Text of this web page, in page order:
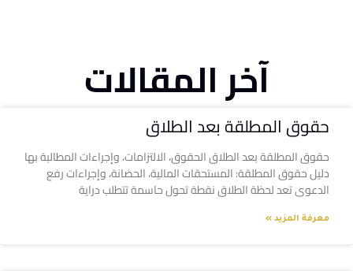
آخر المقالات
حقوق المطلقة بعد الطلاق
حقوق المطلقة بعد الطلاق الحقوق، الالتزامات، وإجراءات المطالبة بها
دليل حقوق المطلقة: المستحقات المالية، الحضانة، وإجراءات رفع
الدعوى تعد لحظة الطلاق نقطة تحول حاسمة تتطلب دراية
معرفة المزيد »